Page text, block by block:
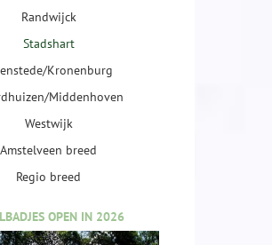
Randwijck
Stadshart
Kronenburg
Middenhoven
Westwijk
Amstelveen breed
Regio breed
OPEN IN 2026